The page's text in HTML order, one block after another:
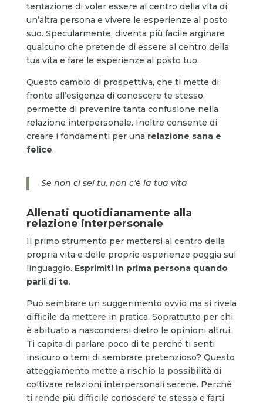
tentazione di voler essere al centro della vita di
un’altra persona e vivere le esperienze al posto
suo. Specularmente, diventa più facile arginare
qualcuno che pretende di essere al centro della
tua vita e fare le esperienze al posto tuo.
Questo cambio di prospettiva, che ti mette di
fronte all’esigenza di conoscere te stesso,
permette di prevenire tanta confusione nella
relazione interpersonale. Inoltre consente di
creare i fondamenti per una relazione sana e
felice.
Se non ci sei tu, non c’è la tua vita
Allenati quotidianamente alla
relazione interpersonale
Il primo strumento per mettersi al centro della
propria vita e delle proprie esperienze poggia sul
linguaggio. Esprimiti in prima persona quando
parli di te.
Può sembrare un suggerimento ovvio ma si rivela
difficile da mettere in pratica. Soprattutto per chi
è abituato a nascondersi dietro le opinioni altrui.
Ti capita di parlare poco di te perché ti senti
insicuro o temi di sembrare pretenzioso? Questo
atteggiamento mette a rischio la possibilità di
coltivare relazioni interpersonali serene. Perché
ti rende più difficile conoscere te stesso e farti